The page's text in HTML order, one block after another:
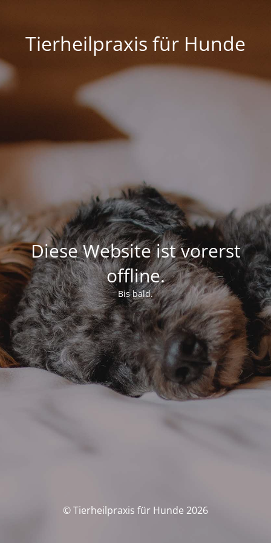
Tierheilpraxis für Hunde
Diese Website ist vorerst
offline.
Bis bald.
© Tierheilpraxis für Hunde 2026